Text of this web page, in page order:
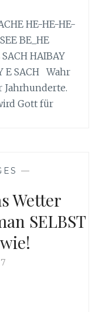
HE-HE-HE-
BE_HE
HAIBAY
E SACH Wahr
Jahrhunderte.
Gott für
—
Wetter
SELBST